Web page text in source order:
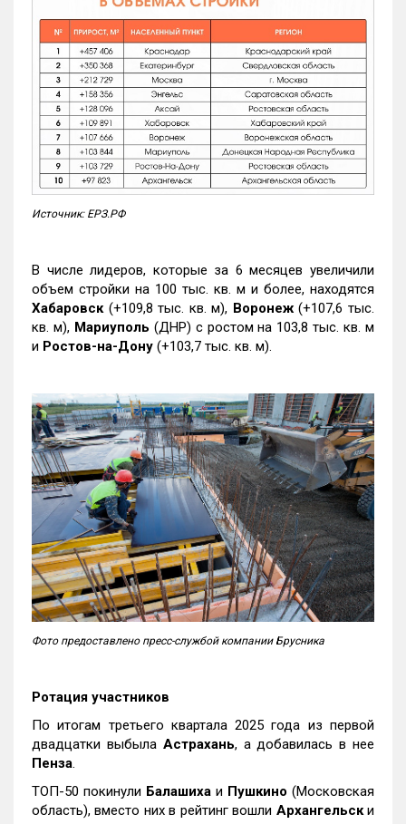
Источник: ЕРЗ.РФ
В числе лидеров, которые за 6 месяцев увеличили
объем стройки на 100 тыс. кв. м и более, находятся
Хабаровск (+109,8 тыс. кв. м), Воронеж(+107,6 тыс.
кв. м), Мариуполь (ДНР) с ростом на 103,8 тыс. кв. м
и Ростов-на-Дону (+103,7 тыс. кв. м).
Фото предоставлено пресс-службой компании Брусника
Ротация участников
По итогам третьего квартала 2025 года из первой
двадцатки выбыла Астрахань, а добавилась в нее
Пенза.
ТОП-50 покинули Балашиха и Пушкино (Московская
область), вместо них в рейтинг вошли Архангельски